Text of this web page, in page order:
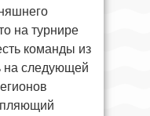
на турнире
команды из
на следующей